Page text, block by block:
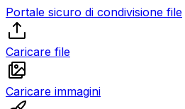
Portale sicuro di condivisione file
Caricare file
Caricare immagini